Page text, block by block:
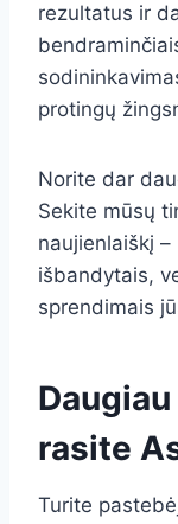
rezultatus ir
protingų
Norite dar
Sekite mūsų
naujienlaiškį
išbandytais,
sprendimais
rasite
Turite